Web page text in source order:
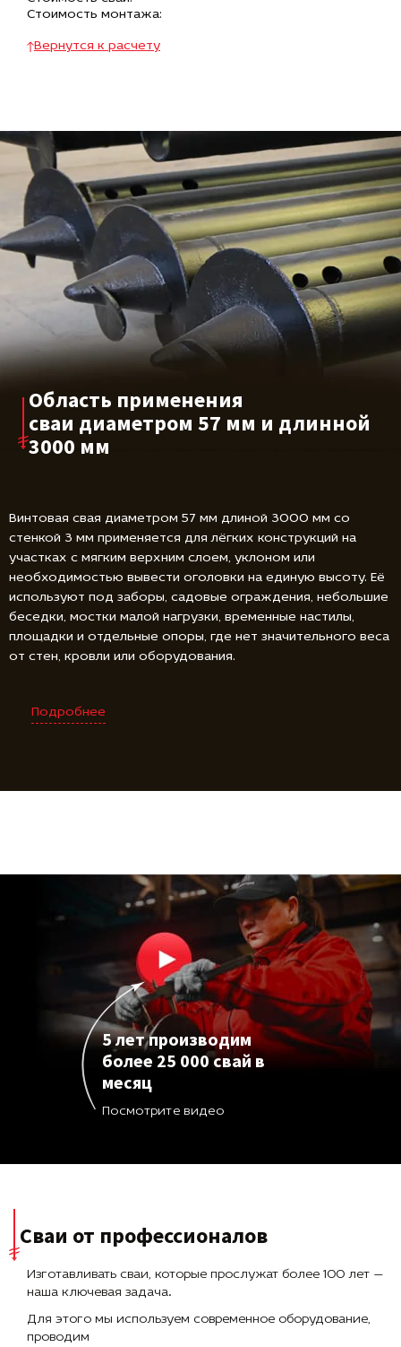
Стоимость монтажа:
Вернутся к расчету
Область применения
сваи диаметром 57 мм и длинной
3000 мм
Винтовая свая диаметром 57 мм длиной 3000 мм со
стенкой 3 мм применяется для лёгких конструкций на
участках с мягким верхним слоем, уклоном или
необходимостью вывести оголовки на единую высоту. Её
используют под заборы, садовые ограждения, небольшие
беседки, мостки малой нагрузки, временные настилы,
площадки и отдельные опоры, где нет значительного веса
от стен, кровли или оборудования.
Подробнее
5 лет производим
более 25 000 свай в
месяц
Посмотрите видео
Сваи от профессионалов
Изготавливать сваи, которые прослужат более 100 лет —
наша ключевая задача.
Для этого мы используем современное оборудование,
проводим